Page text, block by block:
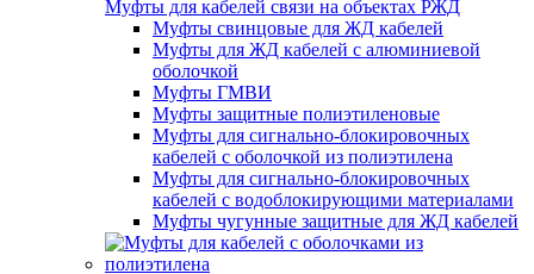
Муфты для кабелей связи на объектах РЖД
Муфты свинцовые для ЖД кабелей
Муфты для ЖД кабелей с алюминиевой
оболочкой
Муфты ГМВИ
Муфты защитные полиэтиленовые
Муфты для сигнально-блокировочных
кабелей с оболочкой из полиэтилена
Муфты для сигнально-блокировочных
кабелей с водоблокирующими материалами
Муфты чугунные защитные для ЖД кабелей